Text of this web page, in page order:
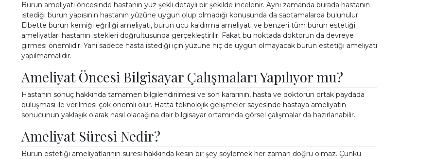
Burun ameliyatı öncesinde hastanın yüz şekli detaylı bir şekilde incelenir. Aynı zamanda burada hastanın
istediği burun yapısının hastanın yüzüne uygun olup olmadığı konusunda da saptamalarda bulunulur.
Elbette burun kemiği eğriliği ameliyatı, burun ucu kaldırma ameliyatı ve benzeri tüm burun estetiği
ameliyatları hastanın istekleri doğrultusunda gerçekleştirilir. Fakat bu noktada doktorun da devreye
girmesi önemlidir. Yani sadece hasta istediği için yüzüne hiç de uygun olmayacak burun estetiği ameliyatı
yapılmamalıdır.
Ameliyat Öncesi Bilgisayar Çalışmaları Yapılıyor mu?
Hastanın sonuç hakkında tamamen bilgilendirilmesi ve son kararının, hasta ve doktorun ortak paydada
buluşması ile verilmesi çok önemli olur. Hatta teknolojik gelişmeler sayesinde hastaya ameliyatın
sonucunun yaklaşık olarak nasıl olacağına dair bilgisayar ortamında görsel çalışmalar da hazırlanabilir.
Ameliyat Süresi Nedir?
Burun estetiği ameliyatlarının süresi hakkında kesin bir şey söylemek her zaman doğru olmaz. Çünkü